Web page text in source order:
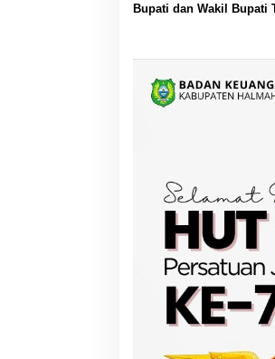
Bupati dan Wakil Bupati